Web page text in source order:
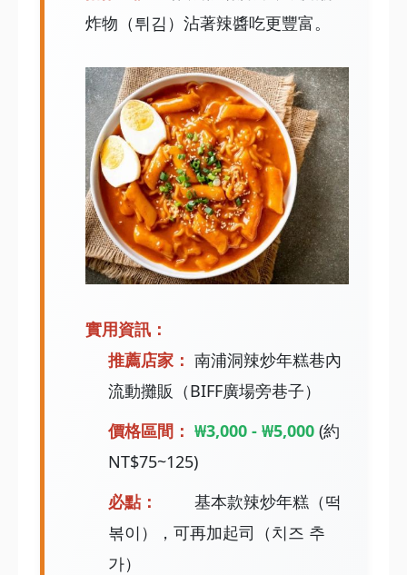
炸物（튀김）沾著辣醬吃更豐富。
實用資訊：
推薦店家： 南浦洞辣炒年糕巷內
流動攤販（BIFF廣場旁巷子）
價格區間： ₩3,000 - ₩5,000 (約
NT$75~125)
必點：
基本款辣炒年糕（떡
볶이），可再加起司（치즈 추
가）